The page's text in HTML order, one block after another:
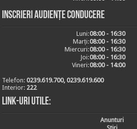
Inscrieri audiențe conducere
Luni:08:00 - 16:30
Marți:08:00 - 16:30
Miercuri:08:00 - 16:30
Joi:08:00 - 16:30
Vineri:08:00 - 14:00
Telefon:0239.619.700, 0239.619.600
Interior: 222
Link-uri utile:
Anunturi